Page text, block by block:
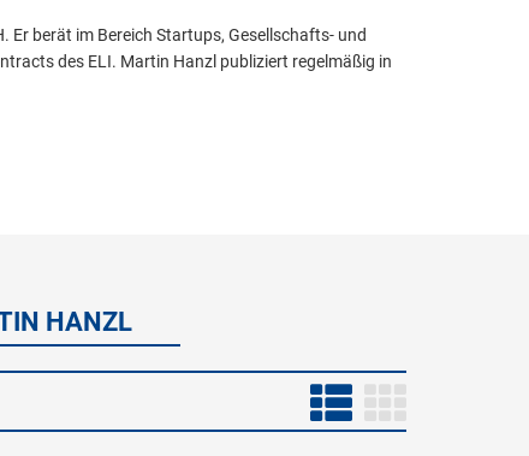
Er berät im Bereich Startups, Gesellschafts- und
des ELI. Martin Hanzl publiziert regelmäßig in
HANZL